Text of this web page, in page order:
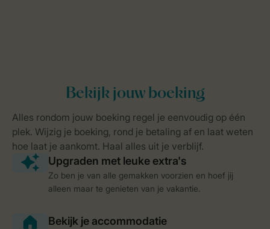
Zo ben je van alle gemakken voorzien en hoef jij
alleen maar te genieten van je vakantie.